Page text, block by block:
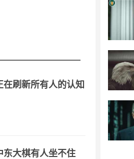
刷新所有人的认知
东大棋有人坐不住